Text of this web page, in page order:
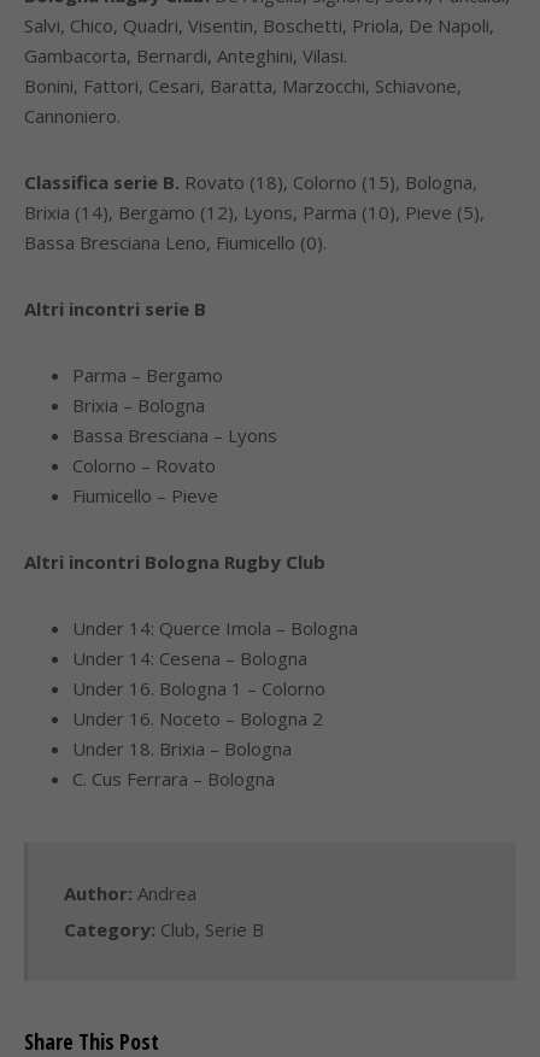
Salvi, Chico, Quadri, Visentin, Boschetti, Priola, De Napoli,
Gambacorta, Bernardi, Anteghini, Vilasi.
Bonini, Fattori, Cesari, Baratta, Marzocchi, Schiavone,
Cannoniero.
Classifica serie B. Rovato (18), Colorno (15), Bologna,
Brixia (14), Bergamo (12), Lyons, Parma (10), Pieve (5),
Bassa Bresciana Leno, Fiumicello (0).
Altri incontri serie B
Parma – Bergamo
Brixia – Bologna
Bassa Bresciana – Lyons
Colorno – Rovato
Fiumicello – Pieve
Altri incontri Bologna Rugby Club
Under 14: Querce Imola – Bologna
Under 14: Cesena – Bologna
Under 16. Bologna 1 – Colorno
Under 16. Noceto – Bologna 2
Under 18. Brixia – Bologna
C. Cus Ferrara – Bologna
Author: Andrea
Category: Club, Serie B
Share This Post